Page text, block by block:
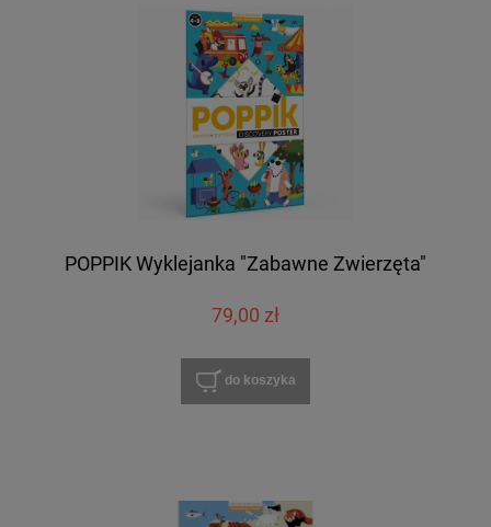
POPPIK Wyklejanka "Zabawne Zwierzęta"
79,00 zł
do koszyka